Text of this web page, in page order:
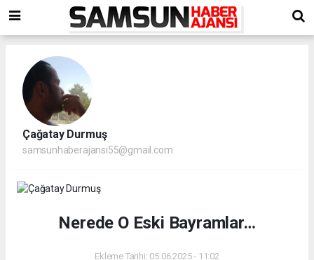
Çağatay Durmuş
samsunhaberajansi55@gmail.com
Nerede O Eski Bayramlar…
Ekleme Tarihi: 05.06.2025 - 11:02